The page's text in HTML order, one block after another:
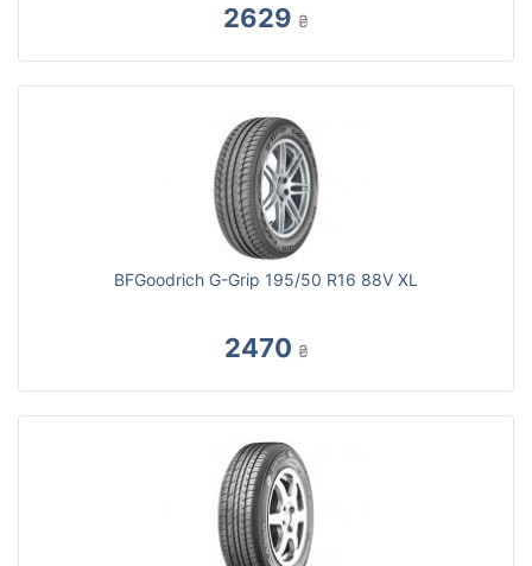
2629 ₴
BFGoodrich G-Grip 195/50 R16 88V XL
2470 ₴